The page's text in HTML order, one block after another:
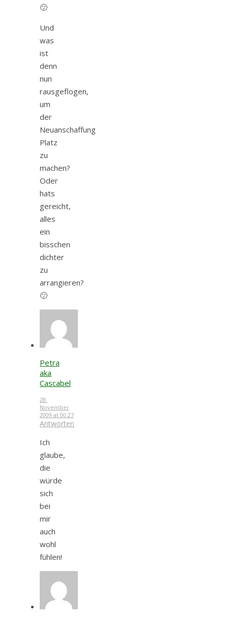
🙂
Und
was
ist
denn
nun
rausgeflogen,
um
der
Neuanschaffung
Platz
zu
machen?
Oder
hats
gereicht,
alles
ein
bisschen
dichter
zu
arrangieren?
🙂
Petra
aka
Cascabel
28.
November
2009 at 00:27
Antworten
Ich
glaube,
die
würde
sich
bei
mir
auch
wohl
fühlen!